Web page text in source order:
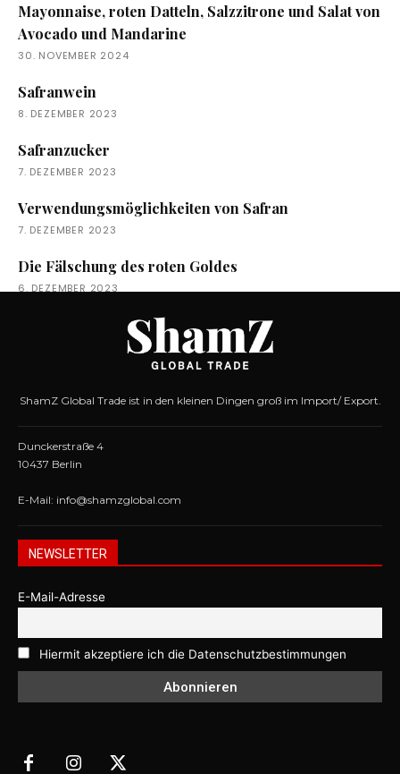
Mayonnaise, roten Datteln, Salzzitrone und Salat von
Avocado und Mandarine
30. NOVEMBER 2024
Safranwein
8. DEZEMBER 2023
Safranzucker
7. DEZEMBER 2023
Verwendungsmöglichkeiten von Safran
7. DEZEMBER 2023
Die Fälschung des roten Goldes
6. DEZEMBER 2023
ShamZ Global Trade ist in den kleinen Dingen groß im Import/ Export.
Dunckerstraße 4
10437 Berlin
E-Mail: info@shamzglobal.com
NEWSLETTER
E-Mail-Adresse
Hiermit akzeptiere ich die Datenschutzbestimmungen